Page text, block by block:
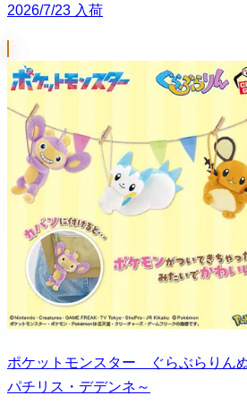
2026/7/23 入荷
ポケットモンスター ぐらぶらりん
パチリス・デデンネ～